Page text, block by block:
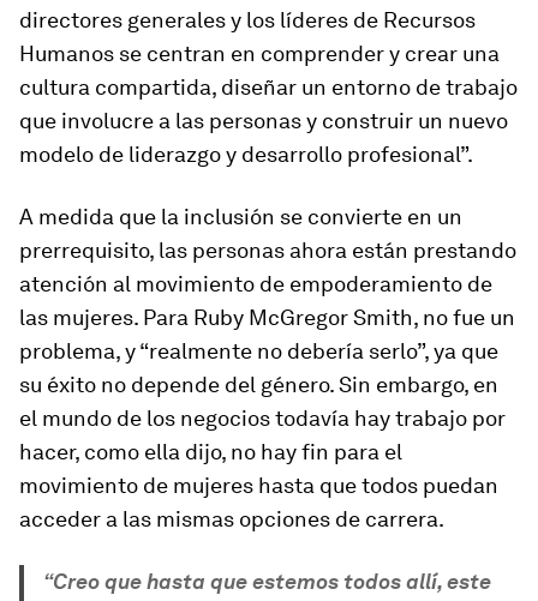
directores generales y los líderes de Recursos
Humanos se centran en comprender y crear una
cultura compartida, diseñar un entorno de trabajo
que involucre a las personas y construir un nuevo
modelo de liderazgo y desarrollo profesional”.
A medida que la inclusión se convierte en un
prerrequisito, las personas ahora están prestando
atención al movimiento de empoderamiento de
las mujeres. Para Ruby McGregor Smith, no fue un
problema, y “realmente no debería serlo”, ya que
su éxito no depende del género. Sin embargo, en
el mundo de los negocios todavía hay trabajo por
hacer, como ella dijo, no hay fin para el
movimiento de mujeres hasta que todos puedan
acceder a las mismas opciones de carrera.
“Creo que hasta que estemos todos allí, este